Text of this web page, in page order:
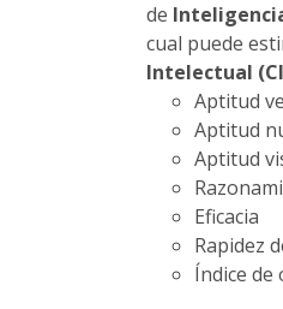
de
cual puede
Intelectual
Aptitud
Aptitud
Aptitud
Eficacia
Rapidez
Índice de